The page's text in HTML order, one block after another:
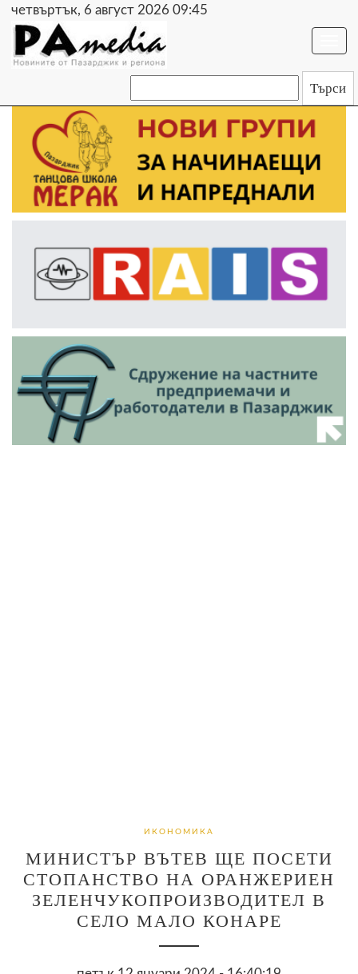
четвъртък, 6 август 2026 09:45
ИКОНОМИКА
МИНИСТЪР ВЪТЕВ ЩЕ ПОСЕТИ
СТОПАНСТВО НА ОРАНЖЕРИЕН
ЗЕЛЕНЧУКОПРОИЗВОДИТЕЛ В
СЕЛО МАЛО КОНАРЕ